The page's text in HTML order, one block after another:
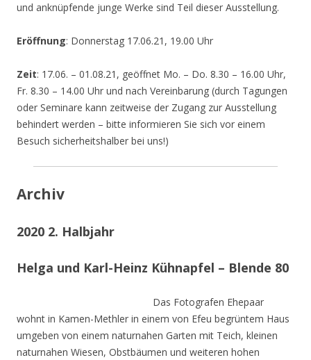
und anknüpfende junge Werke sind Teil dieser Ausstellung.
Eröffnung: Donnerstag 17.06.21, 19.00 Uhr
Zeit: 17.06. – 01.08.21, geöffnet Mo. – Do. 8.30 – 16.00 Uhr,
Fr. 8.30 – 14.00 Uhr und nach Vereinbarung (durch Tagungen
oder Seminare kann zeitweise der Zugang zur Ausstellung
behindert werden – bitte informieren Sie sich vor einem
Besuch sicherheitshalber bei uns!)
Archiv
2020 2. Halbjahr
Helga und Karl-Heinz Kühnapfel – Blende 80
Das Fotografen Ehepaar
wohnt in Kamen-Methler in einem von Efeu begrüntem Haus
umgeben von einem naturnahen Garten mit Teich, kleinen
naturnahen Wiesen, Obstbäumen und weiteren hohen